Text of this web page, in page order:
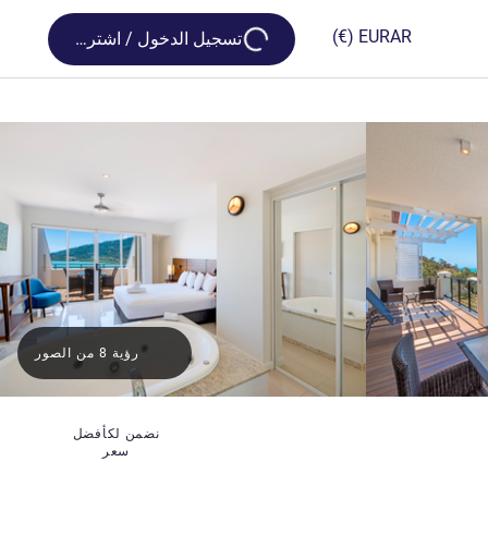
AR
EUR
(€)
Loading...
تسجيل الدخول / اشترك
نضمن لكأفضل
سعر
رؤية 8 من الصور